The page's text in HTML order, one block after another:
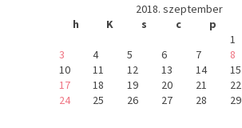
2018. szeptember
h
K s c p
1
3
4 5 6 7 8
10
11 12 13 14 15
17
18 19 20 21 22
24
25 26 27 28 29